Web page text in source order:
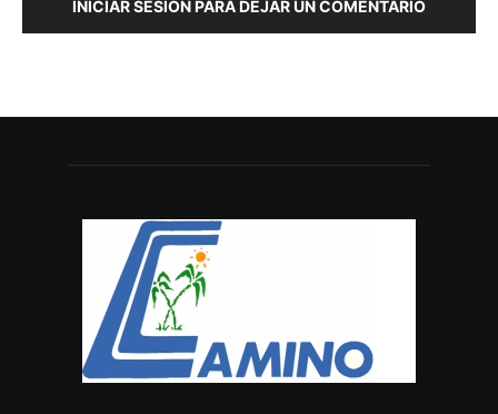
INICIAR SESIÓN PARA DEJAR UN COMENTARIO